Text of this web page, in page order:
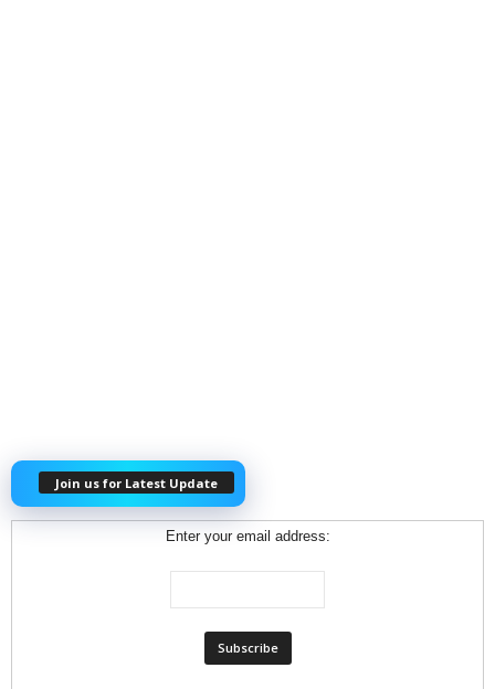
Join us for Latest Update
Enter your email address: